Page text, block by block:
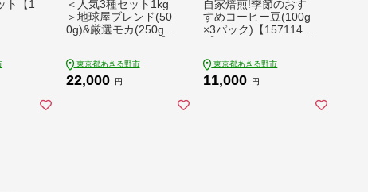
ト【1
＜人気3種セット1kg
＞地球屋ブレンド(50
0g)&厳選モカ(250g)&
東京都あきる野市
22,000 円
自家焙煎!季節のおす
すめコーヒー豆(100g
×3パック)【157114
東京都あきる野市
11,000 円